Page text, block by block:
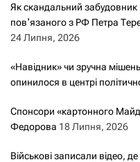
Як скандальний
повʼязаного з РФ Петра
24 Липня, 2026
«Навідник» чи зручна
опинилося в центрі
Спонсори «картонного
Федорова 18 Липня, 2026
Військові записали відео,